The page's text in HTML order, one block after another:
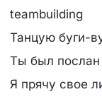
teambuilding
Танцую буги-
Ты был
Я прячу свое